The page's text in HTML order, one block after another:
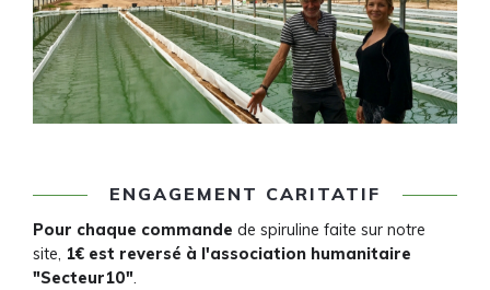
ENGAGEMENT CARITATIF
Pour chaque commande de spiruline faite sur notre
site, 1€ est reversé à l'association humanitaire
"Secteur10".